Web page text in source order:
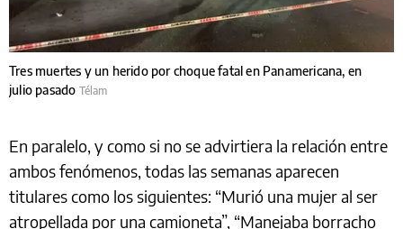
Tres muertes y un herido por choque fatal en Panamericana, en
julio pasado Télam
En paralelo, y como si no se advirtiera la relación entre
ambos fenómenos, todas las semanas aparecen
titulares como los siguientes: “Murió una mujer al ser
atropellada por una camioneta”, “Manejaba borracho